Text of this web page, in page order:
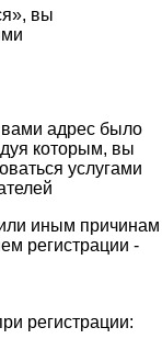
вы
адрес было
которым, вы
услугами
иным причинам
регистрации -
регистрации: